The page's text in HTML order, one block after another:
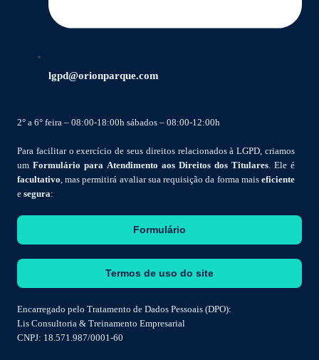
lgpd@orionparque.com
2° a 6° feira – 08:00-18:00h sábados – 08:00-12:00h
Para facilitar o exercício de seus direitos relacionados à LGPD, criamos
um Formulário para Atendimento aos Direitos dos Titulares. Ele é
facultativo, mas permitirá avaliar sua requisição da forma mais eficiente
e segura:
Formulário
Termos de uso do site
Encarregado pelo Tratamento de Dados Pessoais (DPO):
Lis Consultoria & Treinamento Empresarial
CNPJ: 18.571.987/0001-60